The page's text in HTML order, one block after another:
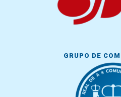
GRUPO DE